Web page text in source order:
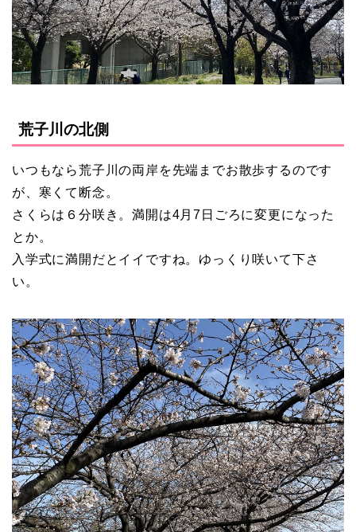
荒子川の北側
いつもなら荒子川の両岸を先端までお散歩するのです
が、寒くて断念。
さくらは６分咲き。満開は4月7日ごろに変更になった
とか。
入学式に満開だとイイですね。ゆっくり咲いて下さ
い。